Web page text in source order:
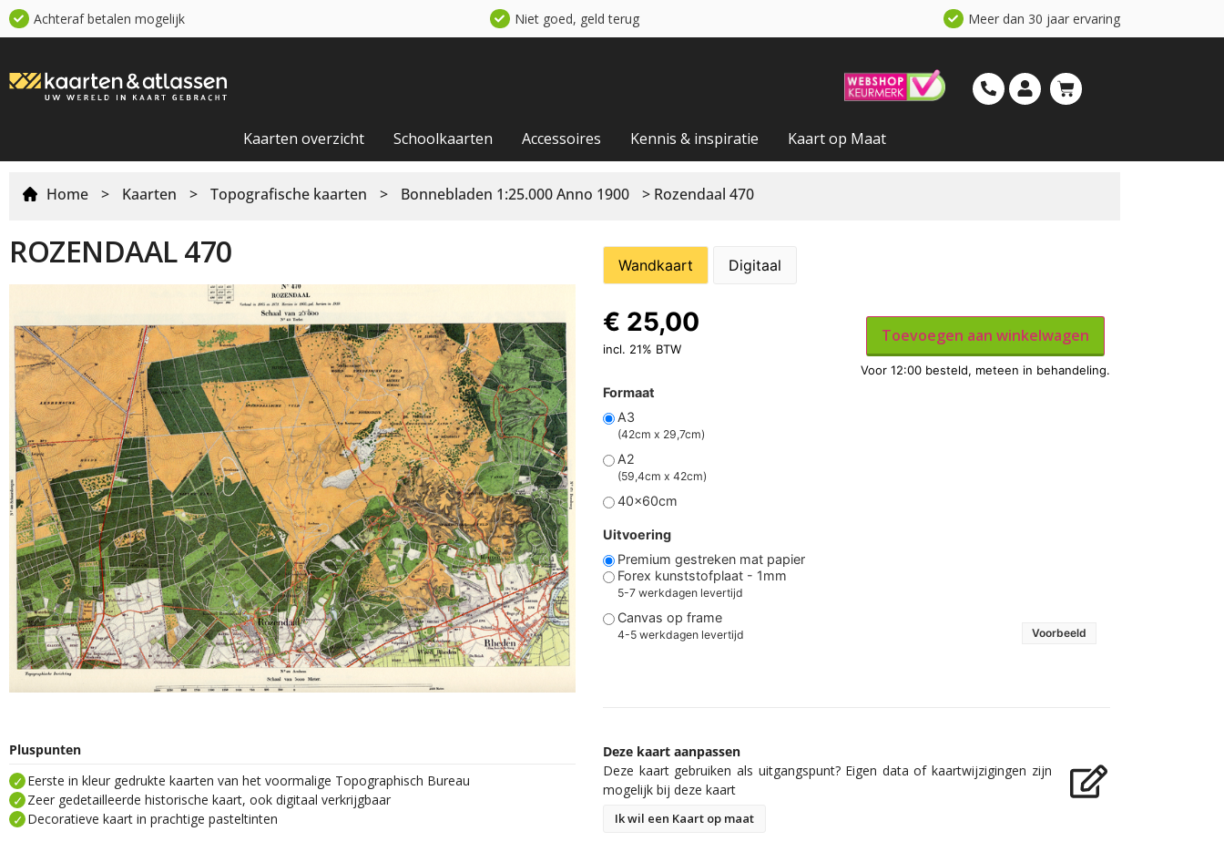
Achteraf betalen mogelijk Niet goed, geld terug Meer dan 30 jaar ervaring
Kaarten overzicht Schoolkaarten Accessoires Kennis & inspiratie Kaart op Maat
Home > Kaarten > Topografische kaarten > Bonnebladen 1:25.000 Anno 1900 > Rozendaal 470
ROZENDAAL 470
Pluspunten
Eerste in kleur gedrukte kaarten van het voormalige Topographisch Bureau
Zeer gedetailleerde historische kaart, ook digitaal verkrijgbaar
Decoratieve kaart in prachtige pasteltinten
Wandkaart Digitaal
Formaat
A3
(42cm x 29,7cm)
A2
(59,4cm x 42cm)
40x60cm
Uitvoering
Premium gestreken mat papier
Forex kunststofplaat - 1mm
5-7 werkdagen levertijd
Canvas op frame
4-5 werkdagen levertijd Voorbeeld
€ 25,00
incl. 21% BTW
Toevoegen aan winkelwagen
Deze kaart aanpassen
Deze kaart gebruiken als uitgangspunt? Eigen data of kaartwijzigingen zijn
mogelijk bij deze kaart
Ik wil een Kaart op maat